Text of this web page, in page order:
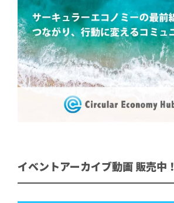
イベントアーカイブ動画 販売中！